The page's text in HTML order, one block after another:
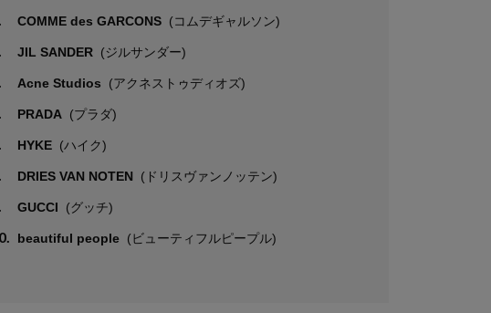
COMME des GARCONS (コムデギャルソン)
JIL SANDER (ジルサンダー)
Acne Studios (アクネストゥディオズ)
PRADA (プラダ)
HYKE (ハイク)
DRIES VAN NOTEN (ドリスヴァンノッテン)
GUCCI (グッチ)
beautiful people (ビューティフルピープル)